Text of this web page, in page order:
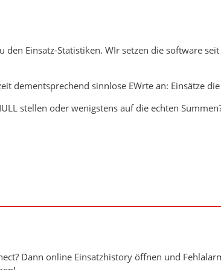
den Einsatz-Statistiken. WIr setzen die software
dementsprechend sinnlose EWrte an: Einsätze
stellen oder wenigstens auf die echten
Dann online Einsatzhistory öffnen und